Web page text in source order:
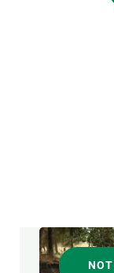
Marca y
Actualidad
Noticias